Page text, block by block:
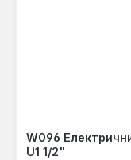
W096
U1 1/2"